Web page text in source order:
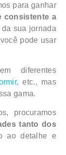
para ganhar
consistente a
sua jornada
pode usar
diferentes
, etc., mas
gama.
procuramos
tanto dos
ao detalhe e